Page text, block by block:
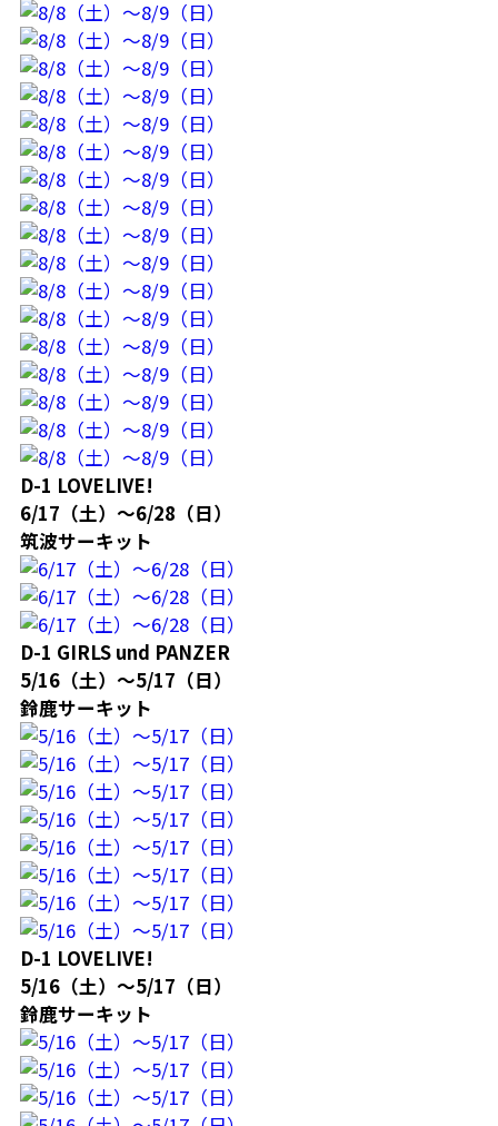
D-1 LOVELIVE!
6/17（土）～6/28（日）
筑波サーキット
D-1 GIRLS und PANZER
5/16（土）～5/17（日）
鈴鹿サーキット
D-1 LOVELIVE!
5/16（土）～5/17（日）
鈴鹿サーキット